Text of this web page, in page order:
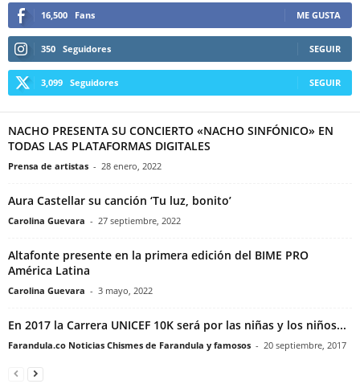
16,500 Fans ME GUSTA
350 Seguidores SEGUIR
3,099 Seguidores SEGUIR
NACHO PRESENTA SU CONCIERTO «NACHO SINFÓNICO» EN
TODAS LAS PLATAFORMAS DIGITALES
Prensa de artistas - 28 enero, 2022
Aura Castellar su canción ‘Tu luz, bonito’
Carolina Guevara - 27 septiembre, 2022
Altafonte presente en la primera edición del BIME PRO
América Latina
Carolina Guevara - 3 mayo, 2022
En 2017 la Carrera UNICEF 10K será por las niñas y los niños...
Farandula.co Noticias Chismes de Farandula y famosos - 20 septiembre, 2017